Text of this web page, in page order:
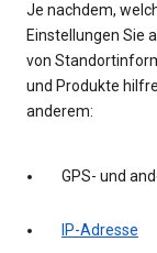
Je nachdem,
Einstellungen Sie
von
und Produkte
anderem:
GPS- und
IP-Adresse